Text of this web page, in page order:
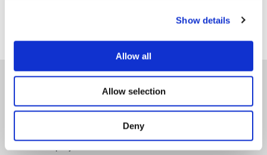
Show details
Allow all
Allow selection
Deny